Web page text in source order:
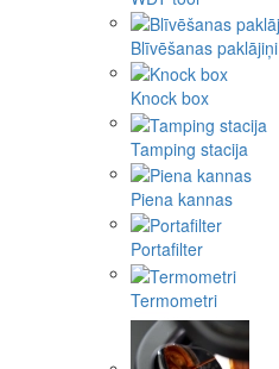
Blīvēšanas paklājiņi
Knock box
Tamping stacija
Piena kannas
Portafilter
Termometri